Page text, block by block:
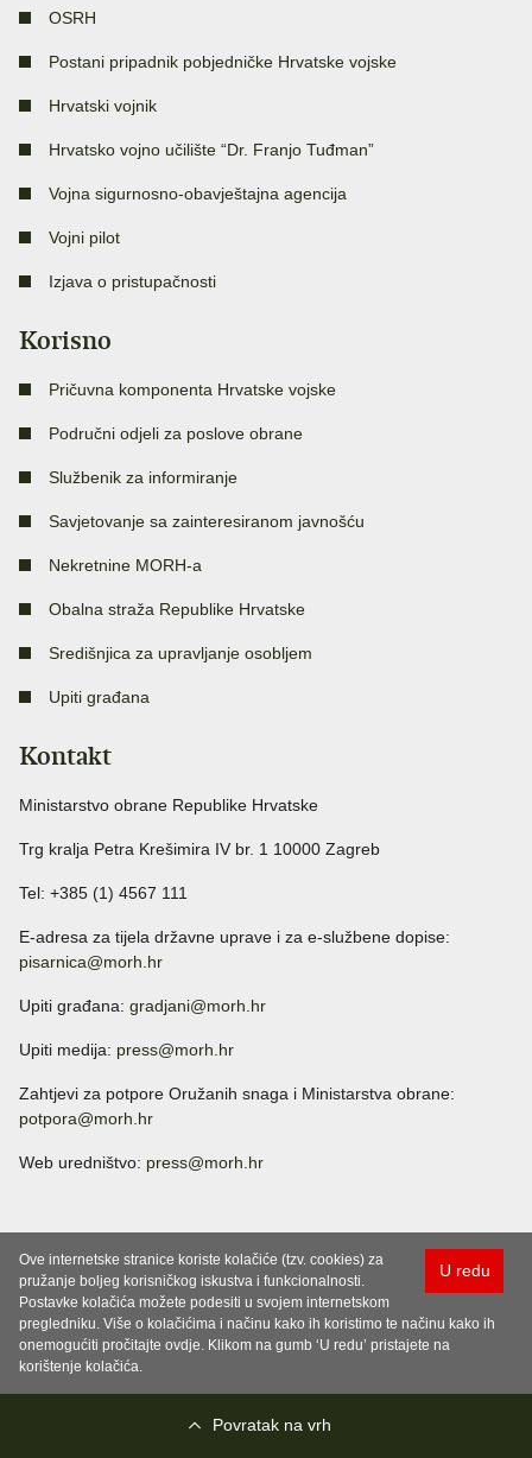
OSRH
Postani pripadnik pobjedničke Hrvatske vojske
Hrvatski vojnik
Hrvatsko vojno učilište “Dr. Franjo Tuđman”
Vojna sigurnosno-obavještajna agencija
Vojni pilot
Izjava o pristupačnosti
Korisno
Pričuvna komponenta Hrvatske vojske
Područni odjeli za poslove obrane
Službenik za informiranje
Savjetovanje sa zainteresiranom javnošću
Nekretnine MORH-a
Obalna straža Republike Hrvatske
Središnjica za upravljanje osobljem
Upiti građana
Kontakt
Ministarstvo obrane Republike Hrvatske
Trg kralja Petra Krešimira IV br. 1 10000 Zagreb
Tel: +385 (1) 4567 111
E-adresa za tijela državne uprave i za e-službene dopise:
pisarnica@morh.hr
Upiti građana: gradjani@morh.hr
Upiti medija: press@morh.hr
Zahtjevi za potpore Oružanih snaga i Ministarstva obrane:
potpora@morh.hr
Web uredništvo: press@morh.hr
U redu
Ove internetske stranice koriste kolačiće (tzv. cookies) za
pružanje boljeg korisničkog iskustva i funkcionalnosti.
Postavke kolačića možete podesiti u svojem internetskom
pregledniku. Više o kolačićima i načinu kako ih koristimo te načinu kako ih
onemogućiti pročitajte ovdje. Klikom na gumb ‘U redu’ pristajete na
korištenje kolačića.
Povratak na vrh